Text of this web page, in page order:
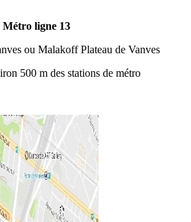
Métro ligne 13
ou Malakoff Plateau de Vanves
500 m des stations de métro